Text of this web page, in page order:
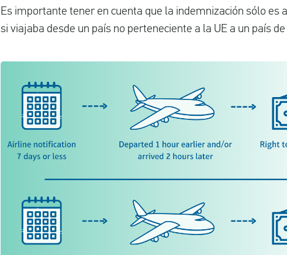
Es importante tener en cuenta que la indemnización sólo es
si viajaba desde un país no perteneciente a la UE a un país